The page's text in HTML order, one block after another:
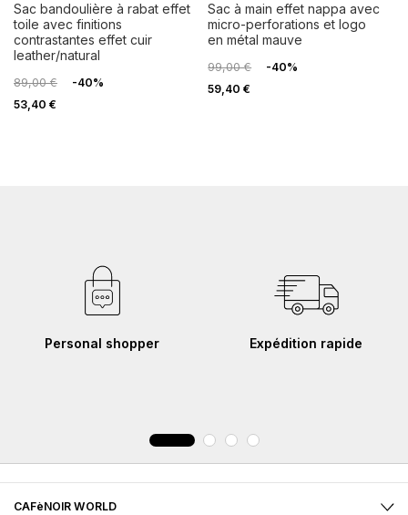
sac bandoulière à rabat effet
toile avec finitions
contrastantes effet cuir
leather/natural
89,00 €
-40%
53,40 €
sac à main effet nappa avec
micro-perforations et logo
en métal mauve
99,00 €
-40%
59,40 €
Personal shopper Expédition rapide
CAFèNOIR WORLD